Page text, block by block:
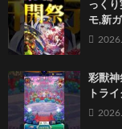
っくり
モ,新
彩獸神
トラ